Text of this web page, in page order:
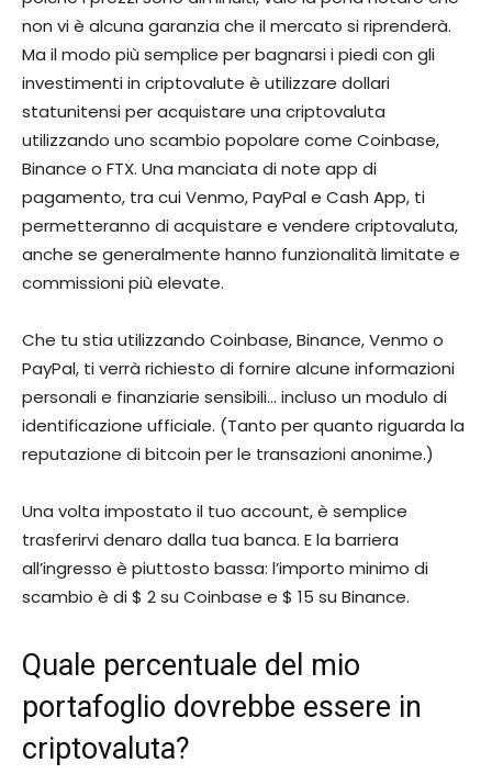
non vi è alcuna garanzia che il mercato si riprenderà.
Ma il modo più semplice per bagnarsi i piedi con gli
investimenti in criptovalute è utilizzare dollari
statunitensi per acquistare una criptovaluta
utilizzando uno scambio popolare come Coinbase,
Binance o FTX. Una manciata di note app di
pagamento, tra cui Venmo, PayPal e Cash App, ti
permetteranno di acquistare e vendere criptovaluta,
anche se generalmente hanno funzionalità limitate e
commissioni più elevate.
Che tu stia utilizzando Coinbase, Binance, Venmo o
PayPal, ti verrà richiesto di fornire alcune informazioni
personali e finanziarie sensibili… incluso un modulo di
identificazione ufficiale. (Tanto per quanto riguarda la
reputazione di bitcoin per le transazioni anonime.)
Una volta impostato il tuo account, è semplice
trasferirvi denaro dalla tua banca. E la barriera
all’ingresso è piuttosto bassa: l’importo minimo di
scambio è di $ 2 su Coinbase e $ 15 su Binance.
Quale percentuale del mio
portafoglio dovrebbe essere in
criptovaluta?